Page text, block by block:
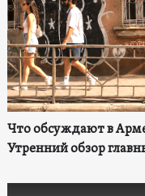
Что обсуждают в
Утренний обзор